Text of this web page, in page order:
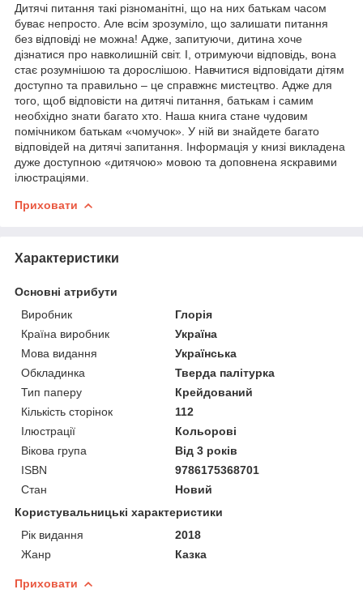
Дитячі питання такі різноманітні, що на них батькам часом
буває непросто. Але всім зрозуміло, що залишати питання
без відповіді не можна! Адже, запитуючи, дитина хоче
дізнатися про навколишній світ. І, отримуючи відповідь, вона
стає розумнішою та дорослішою. Навчитися відповідати дітям
доступно та правильно – це справжнє мистецтво. Адже для
того, щоб відповісти на дитячі питання, батькам і самим
необхідно знати багато хто. Наша книга стане чудовим
помічником батькам «чомучок». У ній ви знайдете багато
відповідей на дитячі запитання. Інформація у книзі викладена
дуже доступною «дитячою» мовою та доповнена яскравими
ілюстраціями.
Приховати
Характеристики
Основні атрибути
Виробник
Глорія
Країна виробник
Україна
Мова видання
Українська
Обкладинка
Тверда палітурка
Тип паперу
Крейдований
Кількість сторінок
112
Ілюстрації
Кольорові
Вікова група
Від 3 років
ISBN
9786175368701
Стан
Новий
Користувальницькі характеристики
Рік видання
2018
Жанр
Казка
Приховати